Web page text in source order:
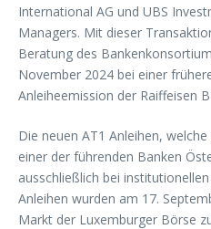
International AG und UBS
Managers. Mit dieser
Beratung des
November 2024 bei einer
Anleiheemission der Raiffeisen
Die neuen AT1 Anleihen,
einer der führenden Banken
ausschließlich bei
Anleihen wurden am 17.
Markt der Luxemburger Börse